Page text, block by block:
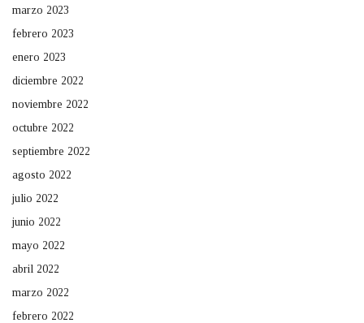
marzo 2023
febrero 2023
enero 2023
diciembre 2022
noviembre 2022
octubre 2022
septiembre 2022
agosto 2022
julio 2022
junio 2022
mayo 2022
abril 2022
marzo 2022
febrero 2022